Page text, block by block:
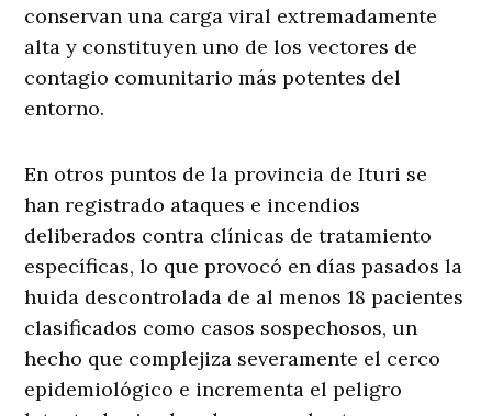
conservan una carga viral extremadamente
alta y constituyen uno de los vectores de
contagio comunitario más potentes del
entorno.
En otros puntos de la provincia de Ituri se
han registrado ataques e incendios
deliberados contra clínicas de tratamiento
específicas, lo que provocó en días pasados la
huida descontrolada de al menos 18 pacientes
clasificados como casos sospechosos, un
hecho que complejiza severamente el cerco
epidemiológico e incrementa el peligro